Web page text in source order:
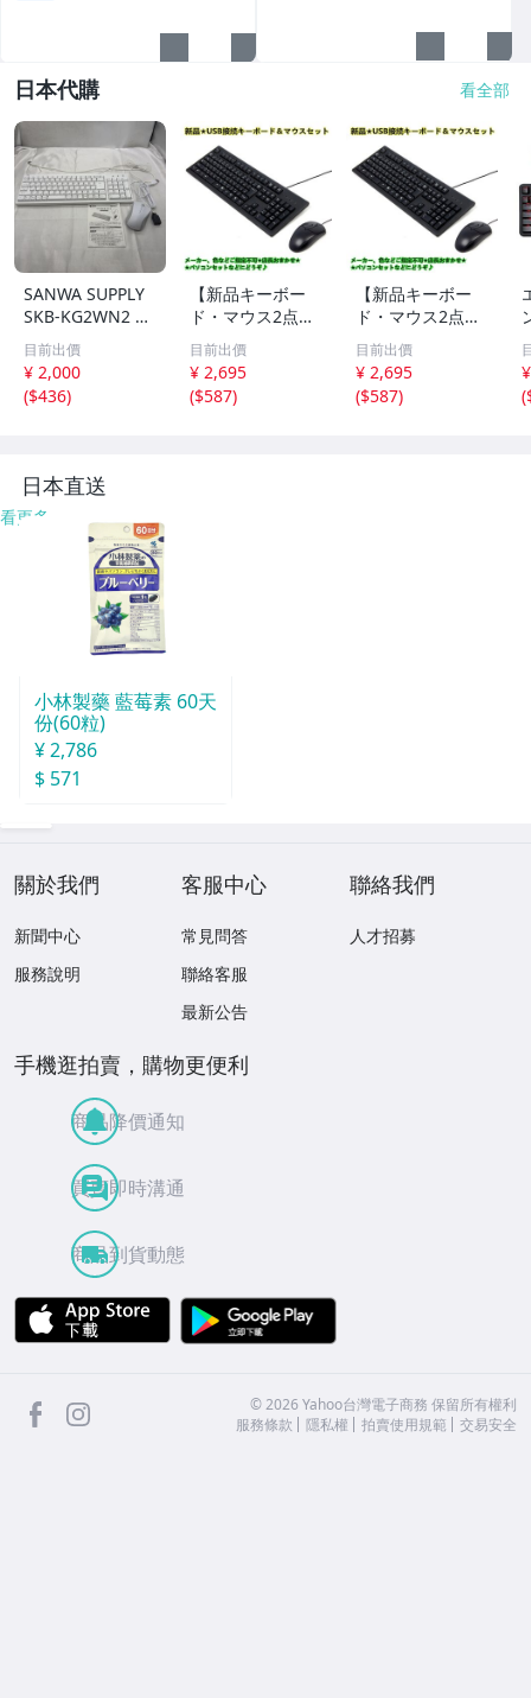
日本代購 看全部
SANWA SUPPLY
SKB-KG2WN2 コ
ンパクトキーボー
ド ELECOM USB
マウス セット 動
作確認済み u42
目前出價
¥ 2,000
($436)
【新品キーボー
ド・マウス2点セ
ット】windows
10、windows
7、windows vist
a、windows X
目前出價
¥ 2,695
($587)
【新品キーボー
ド・マウス2点セ
ット】windows
10、windows
7、windows vist
a、windows X
目前出價
¥ 2,695
($587)
(
日本直送
看更多
小林製藥 藍莓素 60天
份(60粒)
¥ 2,786
$ 571
關於我們
新聞中心
服務說明
客服中心
常見問答
聯絡客服
最新公告
聯絡我們
人才招募
手機逛拍賣，購物更便利
商品降價通知
買賣即時溝通
商品到貨動態
APP Store
facebook ©2026 Yahoo台灣電子商務 保留所有權利
服務條款
隱私權 拍賣使用規範 交易安全